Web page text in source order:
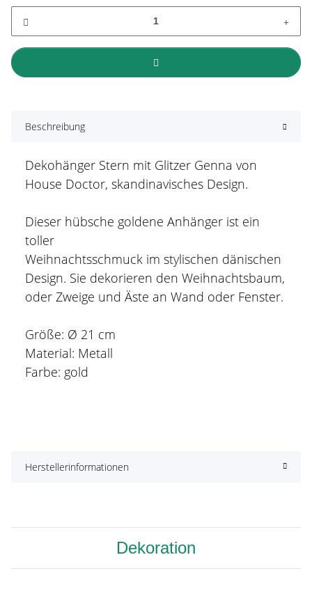
Beschreibung
Dekohänger Stern mit Glitzer Genna von
House Doctor, skandinavisches Design.
Dieser hübsche goldene Anhänger ist ein
toller
Weihnachtsschmuck im stylischen dänischen
Design. Sie dekorieren den Weihnachtsbaum,
oder Zweige und Äste an Wand oder Fenster.
Größe: Ø 21 cm
Material: Metall
Farbe: gold
Herstellerinformationen
Dekoration